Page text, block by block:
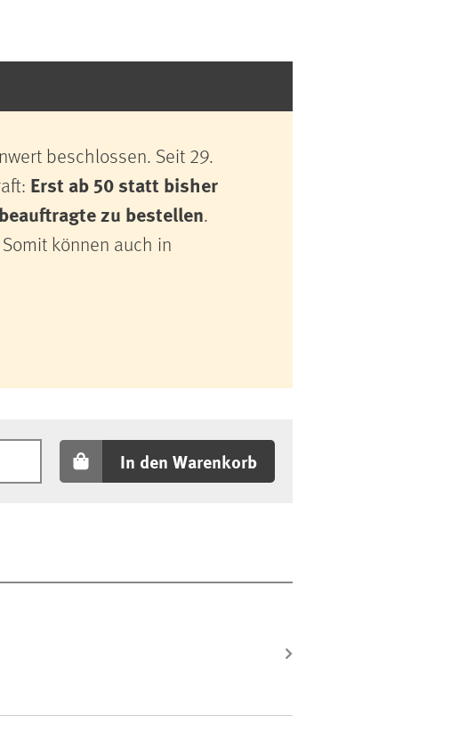
beschlossen. Seit 29.
Erst ab 50 statt bisher
zu bestellen.
können auch in
In den Warenkorb